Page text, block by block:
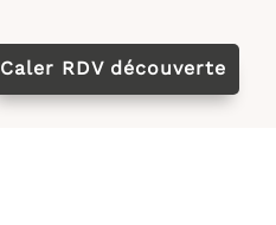
Caler RDV découverte